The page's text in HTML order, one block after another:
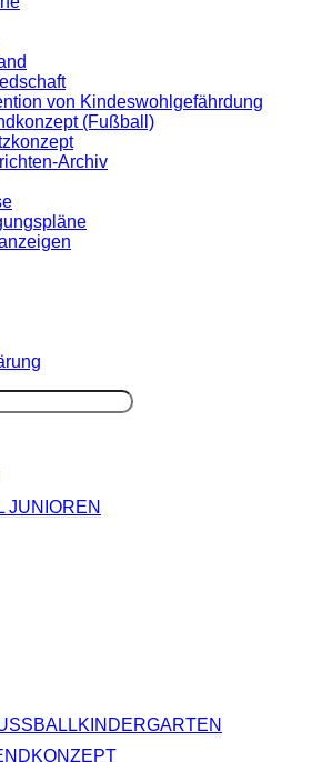
von Kindeswohlgefährdung
(Fußball)
Archiv